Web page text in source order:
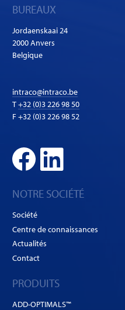
BUREAUX
Jordaenskaai 24
2000 Anvers
Belgique
intraco@intraco.be
T+32 (0)3 226 98 50
F +32 (0)3 226 98 52
NOTRE SOCIÉTÉ
Société
Centre de connaissances
Actualités
Contact
PRODUITS
ADD-OPTIMALS™